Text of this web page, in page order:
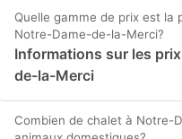
Quelle gamme de prix est la
Notre-Dame-de-la-Merci?
Informations sur les
de-la-Merci
Combien de chalet à Notre-